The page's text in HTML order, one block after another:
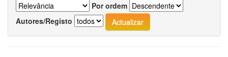
Por ordem
Autores/Registo